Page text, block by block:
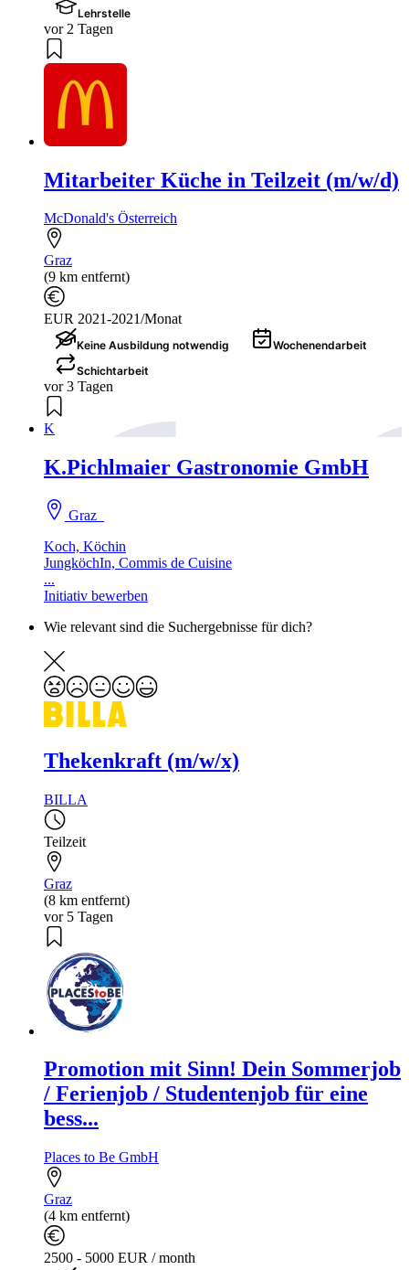
Lehrstelle
vor 2 Tagen
Mitarbeiter Küche in Teilzeit (m/w/d)
McDonald's Österreich
Graz
(9 km entfernt)
EUR 2021-2021/Monat
Keine Ausbildung notwendig
Wochenendarbeit
Schichtarbeit
vor 3 Tagen
K
K.Pichlmaier Gastronomie GmbH
Graz
Koch, Köchin
JungköchIn, Commis de Cuisine
...
Initiativ bewerben
Wie relevant sind die Suchergebnisse für dich?
Thekenkraft (m/w/x)
BILLA
Teilzeit
Graz
(8 km entfernt)
vor 5 Tagen
Promotion mit Sinn! Dein Sommerjob
/ Ferienjob / Studentenjob für eine
bess...
Places to Be GmbH
Graz
(4 km entfernt)
2500 - 5000 EUR / month